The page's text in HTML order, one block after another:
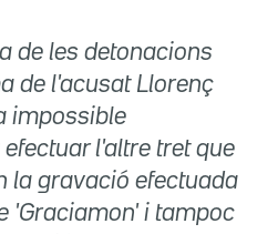
de les detonacions
de l'acusat Llorenç
impossible
l'altre tret que
la gravació efectuada
'Graciamon' i tampoc